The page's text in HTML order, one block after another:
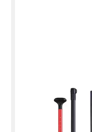
2024 SUP-Paddel
UVP